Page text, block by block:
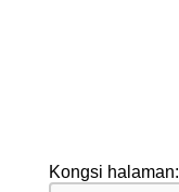
Kongsi halaman: